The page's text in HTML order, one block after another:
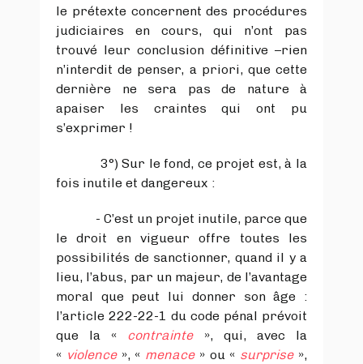
le prétexte concernent des procédures
judiciaires en cours, qui n’ont pas
trouvé leur conclusion définitive –rien
n’interdit de penser, a priori, que cette
dernière ne sera pas de nature à
apaiser les craintes qui ont pu
s’exprimer !
3°) Sur le fond, ce projet est, à la
fois inutile et dangereux :
- C’est un projet inutile, parce que
le droit en vigueur offre toutes les
possibilités de sanctionner, quand il y a
lieu, l’abus, par un majeur, de l’avantage
moral que peut lui donner son âge :
l’article 222-22-1 du code pénal prévoit
que la « contrainte», qui, avec la
« violence», « menace» ou « surprise»,